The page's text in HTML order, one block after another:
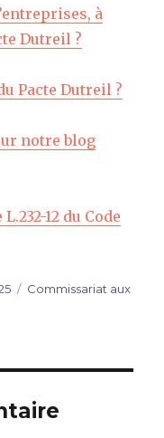
à
Dutreil ?
Pacte Dutreil ?
notre blog
12 du Code
Catégories
Commissariat aux